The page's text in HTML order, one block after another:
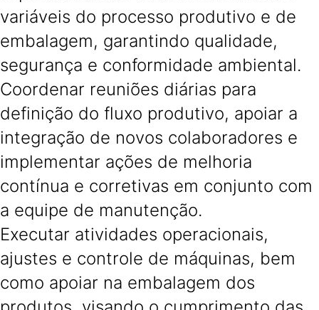
variáveis do processo produtivo e de
embalagem, garantindo qualidade,
segurança e conformidade ambiental.
Coordenar reuniões diárias para
definição do fluxo produtivo, apoiar a
integração de novos colaboradores e
implementar ações de melhoria
contínua e corretivas em conjunto com
a equipe de manutenção.
Executar atividades operacionais,
ajustes e controle de máquinas, bem
como apoiar na embalagem dos